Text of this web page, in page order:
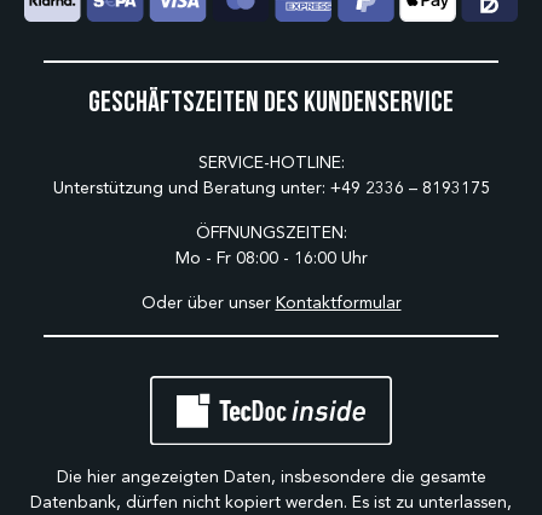
Geschäftszeiten des Kundenservice
SERVICE-HOTLINE:
Unterstützung und Beratung unter: +49 2336 – 8193175
ÖFFNUNGSZEITEN:
Mo - Fr 08:00 - 16:00 Uhr
Oder über unser Kontaktformular
Die hier angezeigten Daten, insbesondere die gesamte
Datenbank, dürfen nicht kopiert werden. Es ist zu unterlassen,